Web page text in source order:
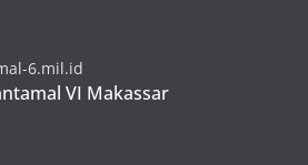
6.mil.id
VI Makassar